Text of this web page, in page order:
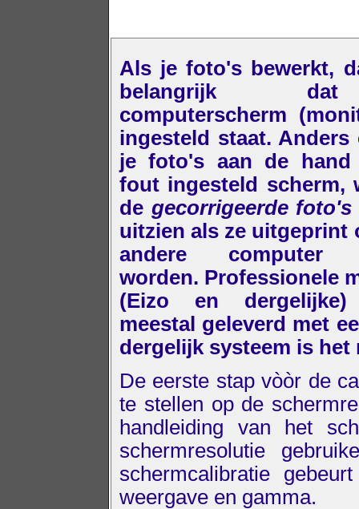
Als je foto's bewerkt,
belangrijk
computerscherm
ingesteld staat. Anders
je foto's aan de hand
fout ingesteld scherm,
de gecorrigeerde foto's
uitzien als ze uitgeprint
andere computer
worden. Professionele
(Eizo en dergelijke)
meestal geleverd met
dergelijk systeem is
De eerste stap vòòr de
te stellen op de
handleiding van het
schermresolutie
schermcalibratie
weergave en gamma.